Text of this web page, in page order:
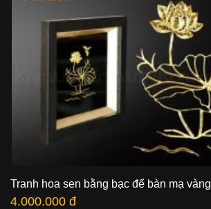
Tranh hoa sen bằng bạc để bàn mạ vàng
4.000.000 đ